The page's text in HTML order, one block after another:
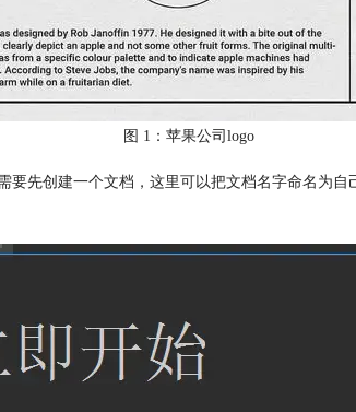
图 1：苹果公司logo
要先创建一个文档，这里可以把文档名字命名为